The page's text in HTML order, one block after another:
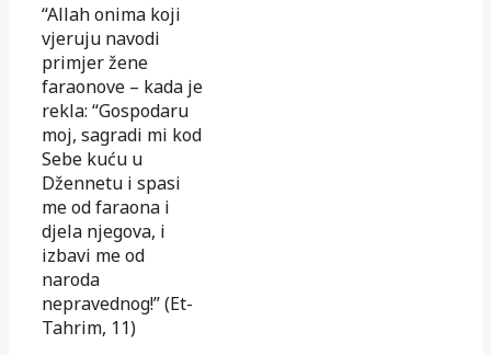
“Allah onima koji
vjeruju navodi
primjer žene
faraonove – kada je
rekla: “Gospodaru
moj, sagradi mi kod
Sebe kuću u
Džennetu i spasi
me od faraona i
djela njegova, i
izbavi me od
naroda
nepravednog!” (Et-
Tahrim, 11)